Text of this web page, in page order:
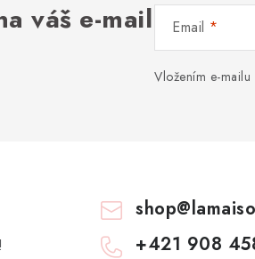
váš e-mail Email
Vložením e-mailu
shop@
+421 908